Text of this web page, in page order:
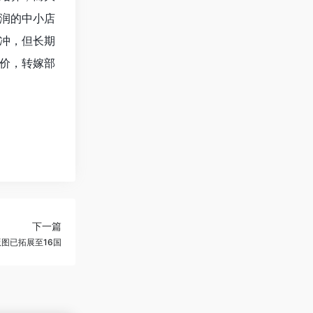
的中小店
，但长期
，转嫁部
下一篇
已拓展至16国